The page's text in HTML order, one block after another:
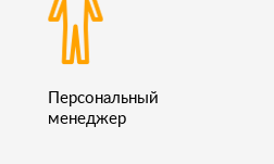
Персональный
менеджер